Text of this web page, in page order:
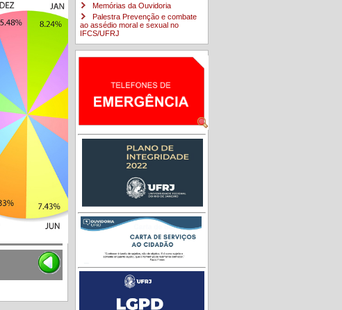
Memórias da Ouvidoria
Palestra Prevenção e combate
ao assédio moral e sexual no
IFCS/UFRJ